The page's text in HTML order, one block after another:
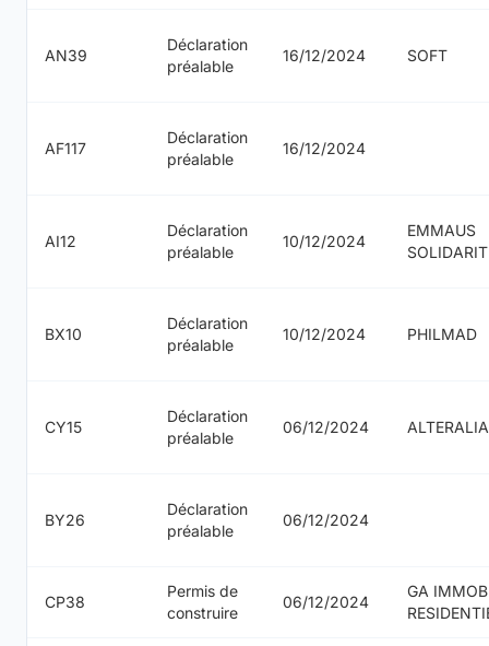
AN39
Déclaration
préalable
16/12/2024 SOFT
AF117
Déclaration
préalable
16/12/2024
AI12
Déclaration
préalable
10/12/2024
EMMAUS
BX10
Déclaration
préalable
10/12/2024 PHILMAD
CY15
Déclaration
préalable
06/12/2024 ALTERALIA
BY26
Déclaration
préalable
06/12/2024
CP38
Permis de
construire
06/12/2024
GA